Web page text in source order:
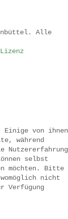
Alle
Lizenz
Einige von ihnen
während
Nutzererfahrung
selbst
möchten. Bitte
nicht
Verfügung